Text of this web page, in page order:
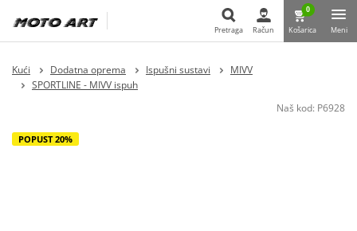
Pretraga Račun
0
Košarica Meni
Kući Dodatna oprema Ispušni sustavi
MIVV
SPORTLINE - MIVV ispuh
Naš kod: P6928
POPUST 20%